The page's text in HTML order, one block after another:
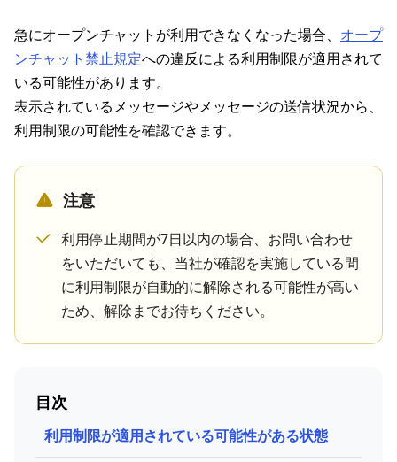
急にオープンチャットが利用できなくなった場合、 オープ
ンチャット禁止規定への違反による利用制限が適用されて
いる可能性があります。
表示されているメッセージやメッセージの送信状況から、
利用制限の可能性を確認できます。
注意
利用停止期間が7日以内の場合、お問い合わせ
をいただいても、当社が確認を実施している間
に利用制限が自動的に解除される可能性が高い
ため、解除までお待ちください。
目次
利用制限が適用されている可能性がある状態